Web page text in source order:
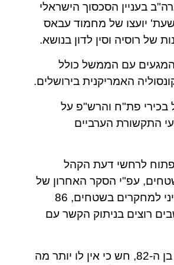
בעניין הסכסוך הישראלי
שעת' יועצו של מחמוד עבאס
של רוסיה וסין לדון בנושא.
עם הממשל כולל
האמריקנית בירושלים.
פת"ח והרש"פ על
התקשורת הערביים
לרחשי דעת הקהל
עפ"י הסקר האחרון של
המרכז הפלסטיני למחקרים בשטחים, 86
רוצים בניתוק הקשר עם
מחמוד עבאס, בן ה-82, חש כי אין לו יותר מה